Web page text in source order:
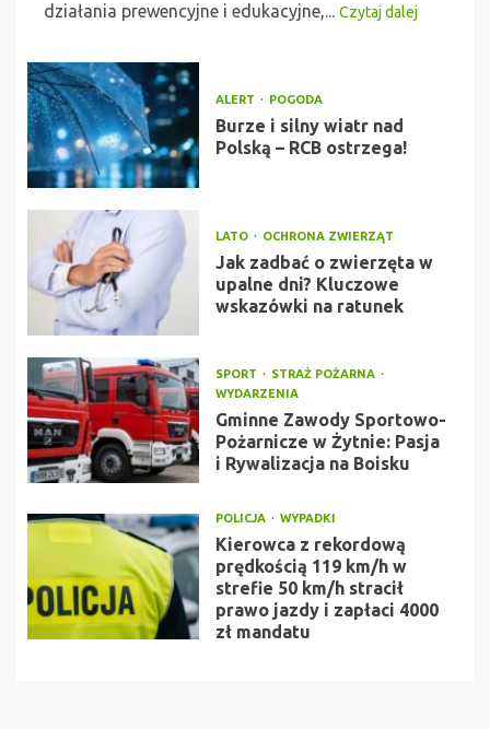
działania prewencyjne i edukacyjne,... Czytaj dalej
ALERT POGODA
Burze i silny wiatr nad
Polską – RCB ostrzega!
LATO OCHRONA ZWIERZĄT
Jak zadbać o zwierzęta w
upalne dni? Kluczowe
wskazówki na ratunek
SPORT
STRAŻ POŻARNA
WYDARZENIA
Gminne Zawody Sportowo-
Pożarnicze w Żytnie: Pasja
i Rywalizacja na Boisku
POLICJA WYPADKI
Kierowca z rekordową
prędkością 119 km/h w
strefie 50 km/h stracił
prawo jazdy i zapłaci 4000
zł mandatu